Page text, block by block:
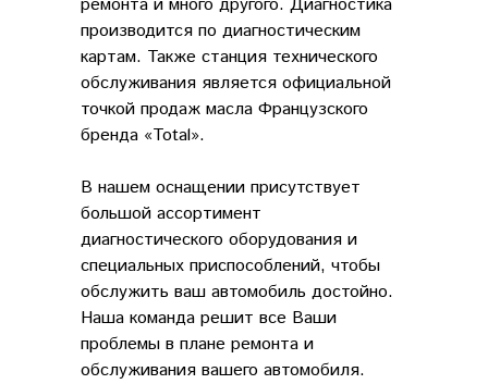
производится по диагностическим
картам. Также станция технического
обслуживания является официальной
точкой продаж масла Французского
бренда «Total».
В нашем оснащении присутствует
большой ассортимент
диагностического оборудования и
специальных приспособлений, чтобы
обслужить ваш автомобиль достойно.
Наша команда решит все Ваши
проблемы в плане ремонта и
обслуживания вашего автомобиля.